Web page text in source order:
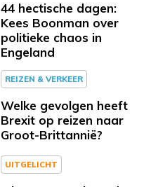
44 hectische dagen:
Kees Boonman over
politieke chaos in
Engeland
REIZEN & VERKEER
Welke gevolgen heeft
Brexit op reizen naar
Groot-Brittannië?
UITGELICHT